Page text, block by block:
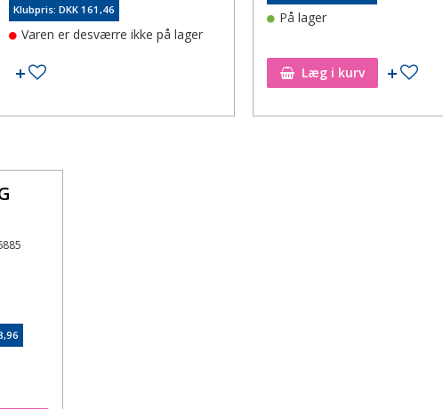
Klubpris: DKK 161,46
Varen er desværre ikke på lager
Tilføj til ønskeseddel
På lager
Læg i kurv